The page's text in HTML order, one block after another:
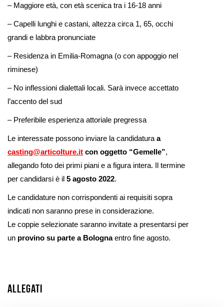
– Maggiore età, con età scenica tra i 16-18 anni
– Capelli lunghi e castani, altezza circa 1, 65, occhi
grandi e labbra pronunciate
– Residenza in Emilia-Romagna (o con appoggio nel
riminese)
– No inflessioni dialettali locali. Sarà invece accettato
l’accento del sud
– Preferibile esperienza attoriale pregressa
Le interessate possono inviare la candidatura a
casting@articolture.it con oggetto “Gemelle”,
allegando foto dei primi piani e a figura intera. Il termine
per candidarsi è il 5 agosto 2022.
Le candidature non corrispondenti ai requisiti sopra
indicati non saranno prese in considerazione.
Le coppie selezionate saranno invitate a presentarsi per
un provino su parte a Bolognaentro fine agosto.
Allegati